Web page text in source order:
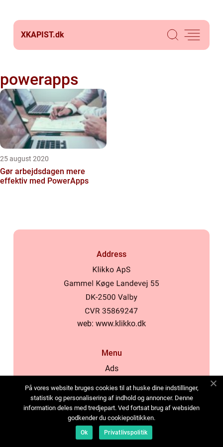
XKAPIST.dk
powerapps
25 august 2020
Gør arbejdsdagen mere
effektiv med PowerApps
Address
web: www.klikko.dk
Menu
Ads
Cookies
Contact
Sitemap
På vores website bruges cookies til at huske dine indstillinger,
statistik og personalisering af indhold og annoncer. Denne
information deles med tredjepart. Ved fortsat brug af websiden
godkender du cookiepolitikken.
Ok Privatlivspolitik